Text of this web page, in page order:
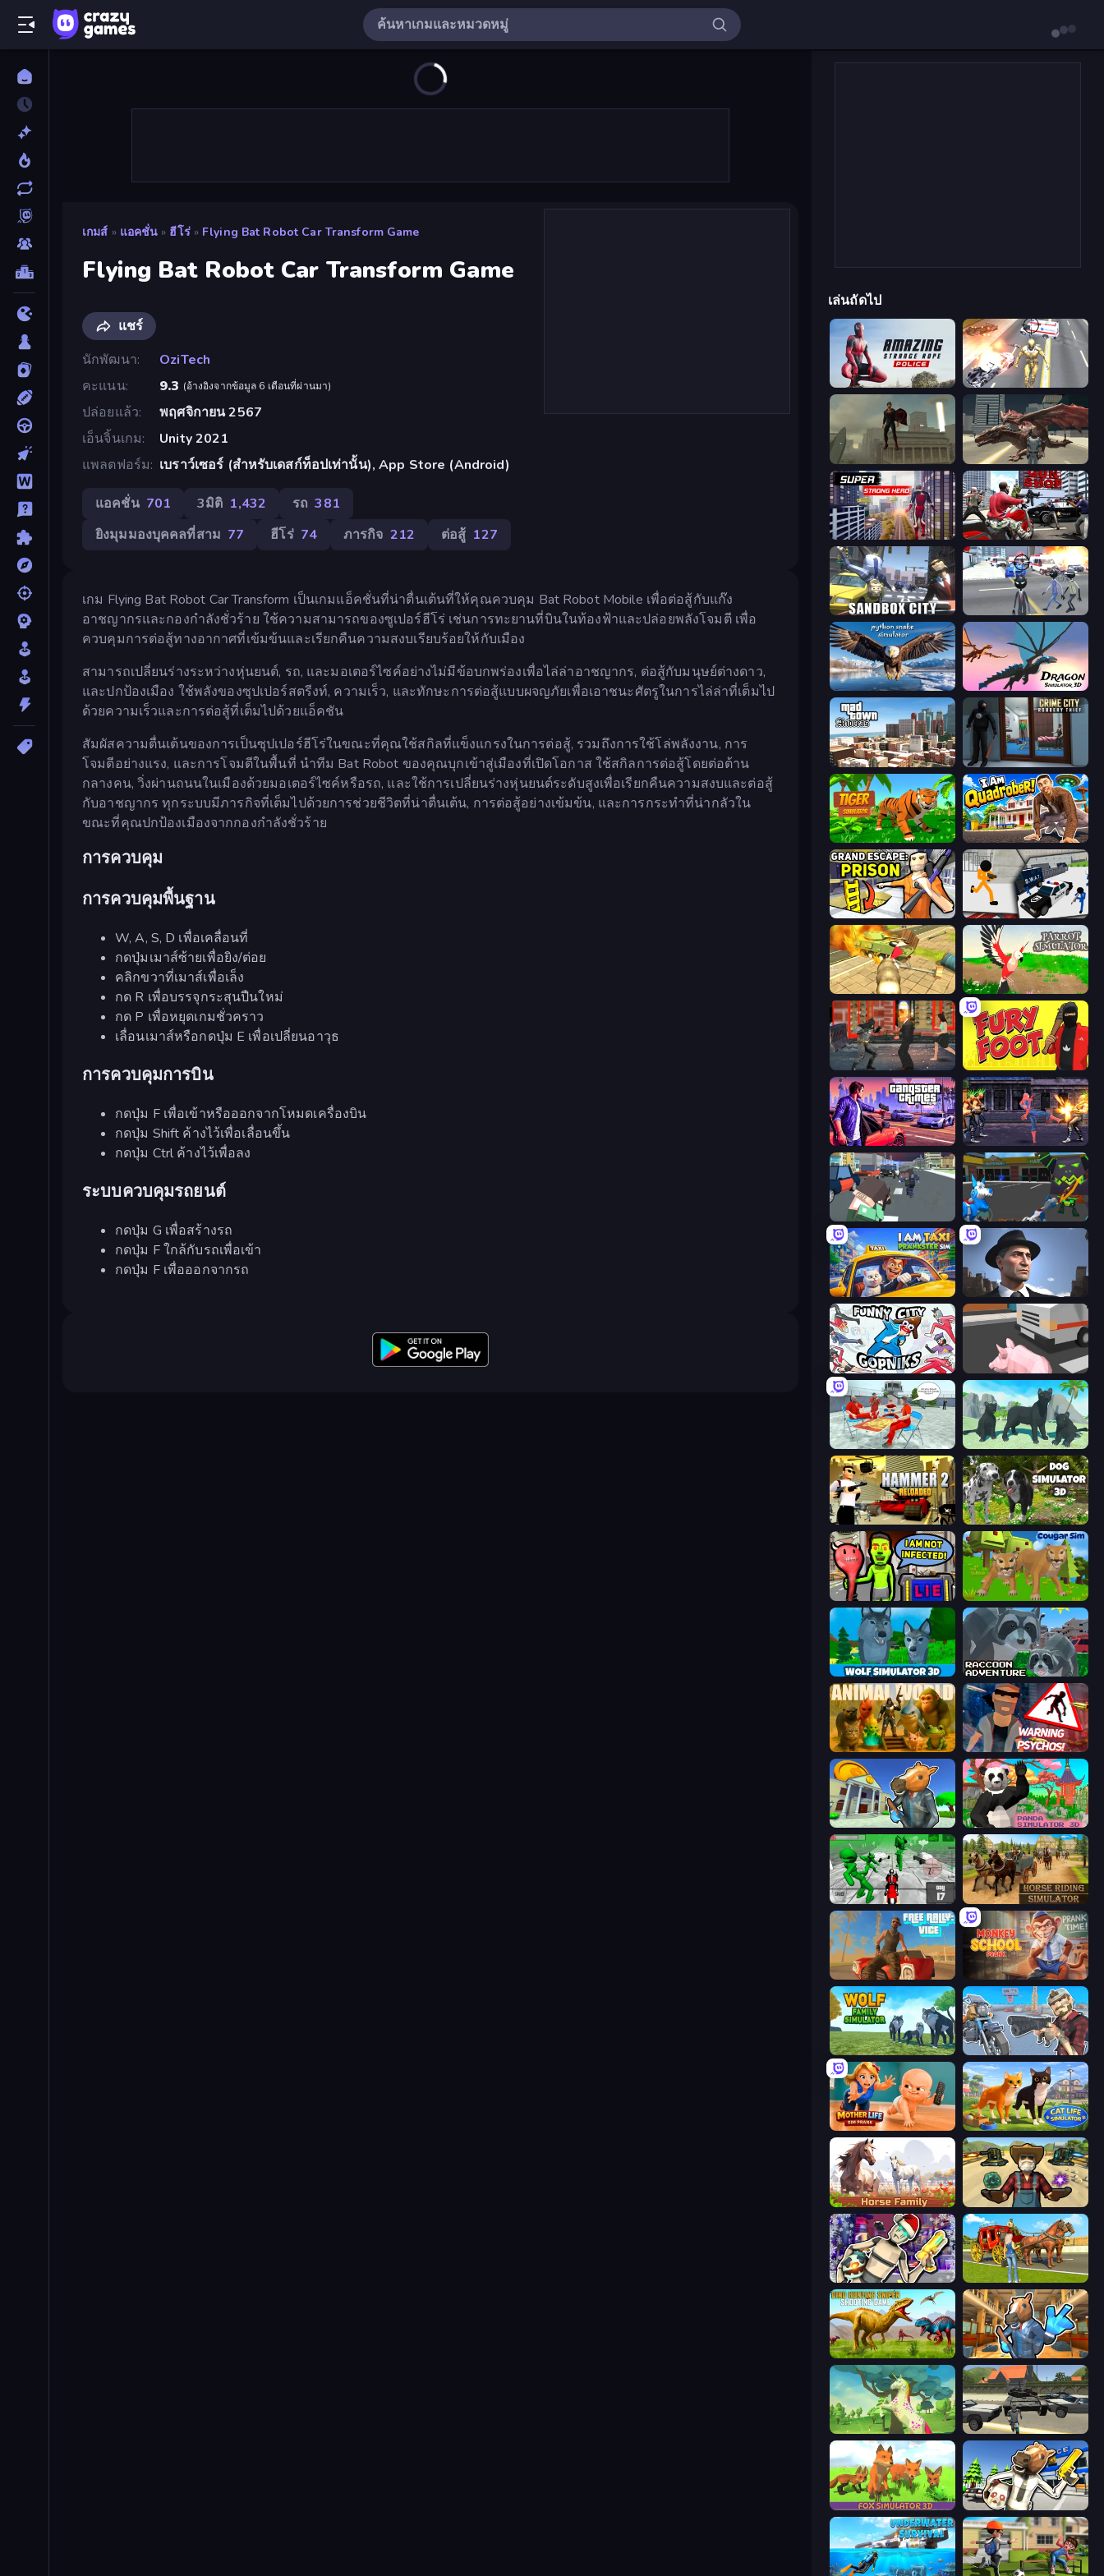
เกมส์ » แอคชั่น » ฮีโร่ » Flying Bat Robot Car Transform Game
Flying Bat Robot Car Transform Game
แชร์
นักพัฒนา
OziTech
คะแนน
9.3 (อ้างอิงจากข้อมูล 6 เดือนที่ผ่านมา)
ปล่อยแล้ว
พฤศจิกายน 2567
เอ็นจิ้นเกม
Unity 2021
แพลตฟอร์ม
เบราว์เซอร์ (สำหรับเดสก์ท็อปเท่านั้น), App Store (Android)
แอคชั่น 701 3มิติ 1,432 รถ 381
ยิงมุมมองบุคคลที่สาม 77 ฮีโร่ 74 ภารกิจ 212 ต่อสู้ 127
เกม Flying Bat Robot Car Transform เป็นเกมแอ็คชั่นที่น่าตื่นเต้นที่ให้คุณควบคุม Bat Robot Mobile เพื่อต่อสู้กับแก๊ง
อาชญากรและกองกำลังชั่วร้าย ใช้ความสามารถของซูเปอร์ฮีโร่ เช่นการทะยานที่บินในท้องฟ้าและปล่อยพลังโจมตี เพื่อ
ควบคุมการต่อสู้ทางอากาศที่เข้มข้นและเรียกคืนความสงบเรียบร้อยให้กับเมือง
สามารถเปลี่ยนร่างระหว่างหุ่นยนต์, รถ, และมอเตอร์ไซค์อย่างไม่มีข้อบกพร่องเพื่อไล่ล่าอาชญากร, ต่อสู้กับมนุษย์ต่างดาว,
และปกป้องเมือง ใช้พลังของซุปเปอร์สตรีงท์, ความเร็ว, และทักษะการต่อสู้แบบผจญภัยเพื่อเอาชนะศัตรูในการไล่ล่าที่เต็มไป
ด้วยความเร็วและการต่อสู้ที่เต็มไปด้วยแอ็คชัน
สัมผัสความตื่นเต้นของการเป็นซุปเปอร์ฮีโร่ในขณะที่คุณใช้สกิลที่แข็งแกรงในการต่อสู้, รวมถึงการใช้โล่พลังงาน, การ
โจมตีอย่างแรง, และการโจมตีในพื้นที่ นำทีม Bat Robot ของคุณบุกเข้าสู่เมืองที่เปิดโอกาส ใช้สกิลการต่อสู้โดยต่อต้าน
กลางคน, วิ่งผ่านถนนในเมืองด้วยมอเตอร์ไซค์หรือรถ, และใช้การเปลี่ยนร่างหุ่นยนต์ระดับสูงเพื่อเรียกคืนความสงบและต่อสู้
กับอาชญากร ทุกระบบมีภารกิจที่เต็มไปด้วยการช่วยชีวิตที่น่าตื่นเต้น, การต่อสู้อย่างเข้มข้น, และการกระทำที่น่ากลัวใน
ขณะที่คุณปกป้องเมืองจากกองกำลังชั่วร้าย
การควบคุม
การควบคุมพื้นฐาน
W, A, S, D เพื่อเคลื่อนที่
กดปุ่มเมาส์ซ้ายเพื่อยิง/ต่อย
คลิกขวาที่เมาส์เพื่อเล็ง
กด R เพื่อบรรจุกระสุนปืนใหม่
กด P เพื่อหยุดเกมชั่วคราว
เลื่อนเมาส์หรือกดปุ่ม E เพื่อเปลี่ยนอาวุธ
การควบคุมการบิน
กดปุ่ม F เพื่อเข้าหรือออกจากโหมดเครื่องบิน
กดปุ่ม Shift ค้างไว้เพื่อเลื่อนขึ้น
กดปุ่ม Ctrl ค้างไว้เพื่อลง
ระบบควบคุมรถยนต์
กดปุ่ม G เพื่อสร้างรถ
กดปุ่ม F ใกล้กับรถเพื่อเข้า
กดปุ่ม F เพื่อออกจากรถ
เล่นถัดไป
Amazing Strange Rope Police
The Superman - Theme is Aliens Dragon Vice City
Super Strong Hero Grand Action Simulator: New York
Sandbox City Amazing Crime Strange Stickman
Python Snake Simulator Dragon Simulator 3D
Mad Town Andreas: Mafia Storie Crime City Robbery Thief Games
Tiger Simulator 3D I Am Quadrober!
Grand Escape: Prison Stickman Prison: Counter Assault
Wild Animal Zoo City Simulator Parrot Simulator
Bat Hero: Immortal Legend Crime Fighter Fury Foot
Gangster Crimes Online 6: Mafia City Spider Hero Street Fight
Robot Dog City Simulator
I Am Taxi Prankster Sim Downtown 1930s Mafia
Funny City: Gopniks Crazy Pig Simulator
Alcatraz Prison Escape Plan Panther Family Simulator 3D
Hammer 2 Dog Simulator 3D
I Am Not Infected! Cougar Simulator: Big Cats
Wolf Simulator: Wild Animals 3D Raccoon Adventure: City Simulator 3D
Animal World City of Psychos
Bank Robbery 3 Panda Simulator 3D
Stickman Zombie: Motorcycle Horse Riding Simulator
Free Rally: Vice Monkey School Prank
Wolf Family Simulator Shoot and Drive
Mother Life Simulator: Prank Cat Life Simulator 3D
Horse Simulator 3D Guns and Magic
Cyberpunk: Corporation Horse Cart Transport Taxi Game
Dino Hunting Sniper Shooting Game Bank Robbery 2
Unicorn Family Simulator Magic World
Fox Simulator 3D Bank Robbery: Escape